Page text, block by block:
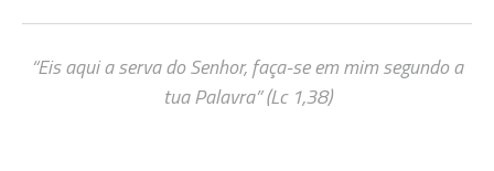
“Eis aqui a serva do Senhor, faça-se em mim segundo a
tua Palavra” (Lc 1,38)